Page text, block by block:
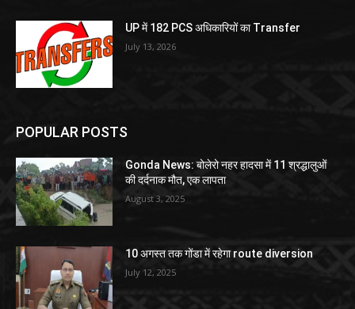
UP में 182 PCS अधिकारियों का Transfer
July 13, 2026
POPULAR POSTS
Gonda News: बोलेरो नहर हादसा में 11 श्रद्धालुओं
की दर्दनाक मौत, एक लापता
August 3, 2025
10 अगस्त तक गोंडा में रहेगा route diversion
July 12, 2025